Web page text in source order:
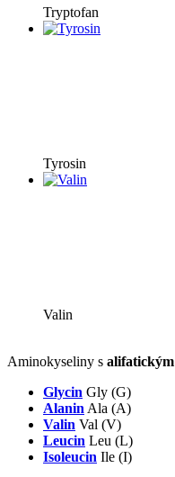
Tryptofan
Tyrosin
Valin
Aminokyseliny s alifatickým
Glycin Gly (G)
Alanin Ala (A)
Valin Val (V)
Leucin Leu (L)
Isoleucin Ile (I)